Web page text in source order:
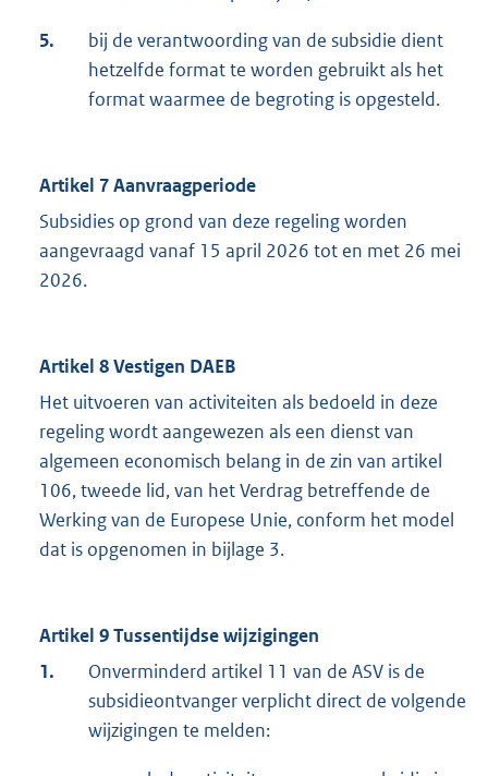
5.
bij de verantwoording van de subsidie dient
hetzelfde format te worden gebruikt als het
format waarmee de begroting is opgesteld.
Artikel 7 Aanvraagperiode
Subsidies op grond van deze regeling worden
aangevraagd vanaf 15 april 2026 tot en met 26 mei
2026.
Artikel 8 Vestigen DAEB
Het uitvoeren van activiteiten als bedoeld in deze
regeling wordt aangewezen als een dienst van
algemeen economisch belang in de zin van artikel
106, tweede lid, van het Verdrag betreffende de
Werking van de Europese Unie, conform het model
dat is opgenomen in bijlage 3.
Artikel 9 Tussentijdse wijzigingen
1.
Onverminderd artikel 11 van de ASV is de
subsidieontvanger verplicht direct de volgende
wijzigingen te melden: